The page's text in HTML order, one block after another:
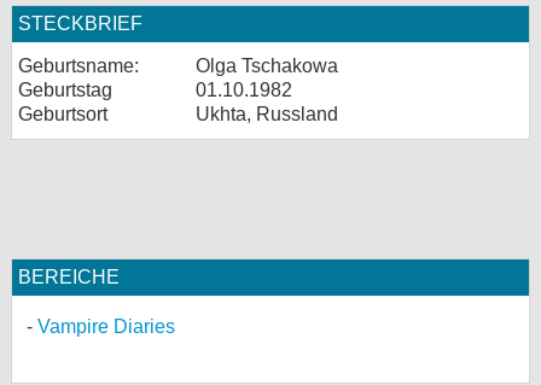
STECKBRIEF
Geburtsname:
Olga Tschakowa
Geburtstag
01.10.1982
Geburtsort
Ukhta, Russland
BEREICHE
Vampire Diaries